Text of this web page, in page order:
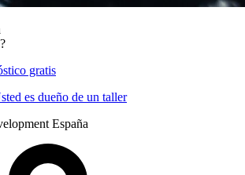
gratis
es dueño de un taller
España